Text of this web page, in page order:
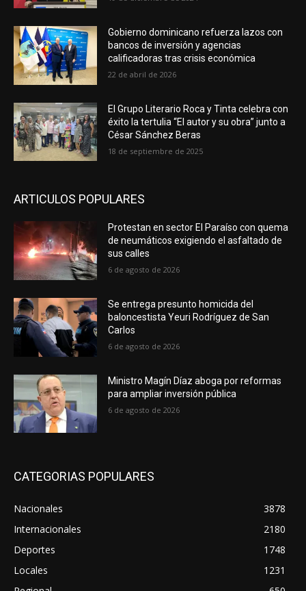
Gobierno dominicano refuerza lazos con
bancos de inversión y agencias
calificadoras tras crisis económica
22 de abril de 2026
El Grupo Literario Roca y Tinta celebra con
éxito la tertulia “El autor y su obra” junto a
César Sánchez Beras
18 de septiembre de 2025
ARTICULOS POPULARES
Protestan en sector El Paraíso con quema
de neumáticos exigiendo el asfaltado de
sus calles
6 de agosto de 2026
Se entrega presunto homicida del
baloncestista Yeuri Rodríguez de San
Carlos
6 de agosto de 2026
Ministro Magín Díaz aboga por reformas
para ampliar inversión pública
6 de agosto de 2026
CATEGORIAS POPULARES
Nacionales
3878
Internacionales
2180
Deportes
1748
Locales
1231